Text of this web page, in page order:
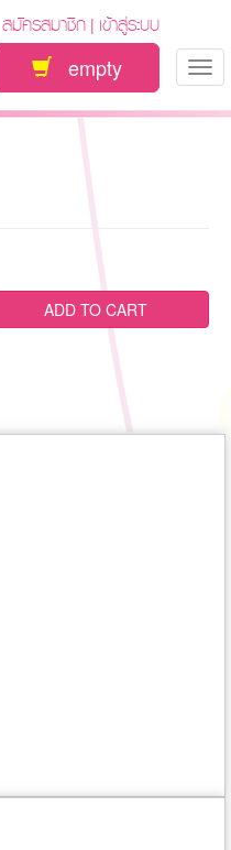
สมัครสมาชิก | เข้าสู่ระบบ
empty
ADD TO CART